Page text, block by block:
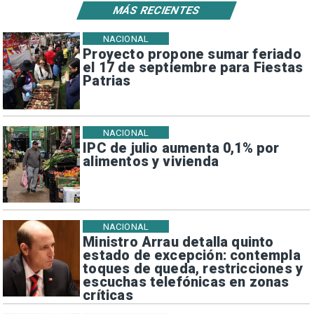
Proyecto propone sumar feriado
el 17 de septiembre para Fiestas
Patrias
NACIONAL
IPC de julio aumenta 0,1% por
alimentos y vivienda
NACIONAL
Ministro Arrau detalla quinto
estado de excepción: contempla
toques de queda, restricciones y
escuchas telefónicas en zonas
críticas
NACIONAL
MÁS RECIENTES